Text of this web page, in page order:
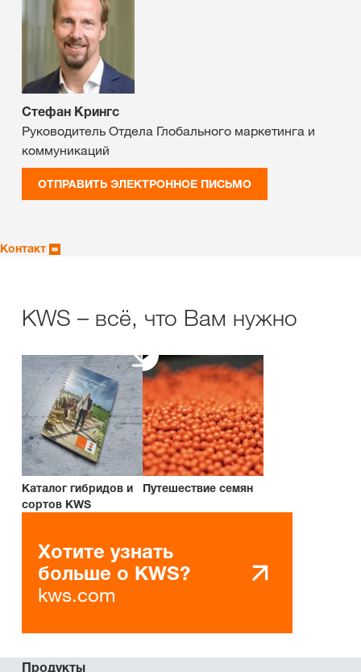
Стефан Крингс
Руководитель Отдела Глобального маркетинга и
коммуникаций
ОТПРАВИТЬ ЭЛЕКТРОННОЕ ПИСЬМО
Контакт
KWS – всё, что Вам нужно
Каталог гибридов и
сортов KWS
Путешествие семян
Хотите узнать
больше о KWS?
kws.com
Продукты